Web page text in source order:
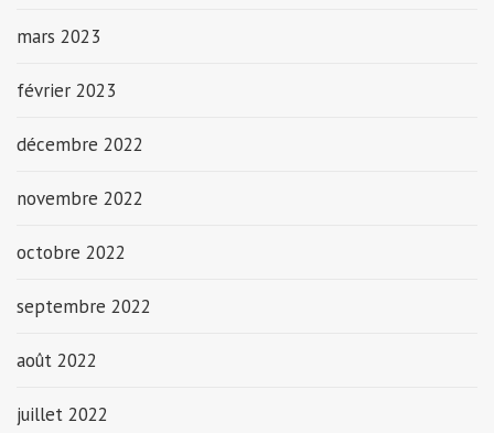
mars 2023
février 2023
décembre 2022
novembre 2022
octobre 2022
septembre 2022
août 2022
juillet 2022